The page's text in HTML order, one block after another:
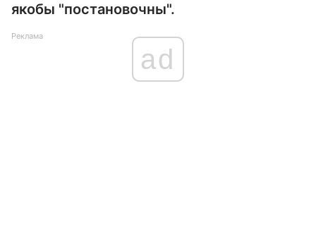
якобы "постановочны".
Реклама
ad